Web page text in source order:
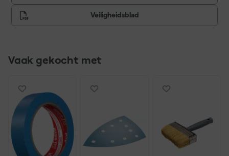
Veiligheidsblad
Vaak gekocht met